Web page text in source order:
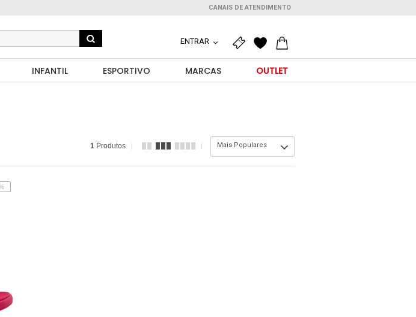
CANAIS DE ATENDIMENTO
ENTRAR
INFANTIL ESPORTIVO MARCAS OUTLET
1 Produtos Mais Populares